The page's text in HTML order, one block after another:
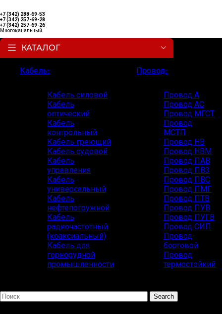
+7 (342) 288-69-53
+7 (342) 257-69-28
+7 (342) 257-69-26
Многоканальный
КАТАЛОГ
Кабель
Кабель силовой
Кабель
оптический
Кабель
контрольный
Кабель греющий
Кабель судовой
Кабель
управления
Кабель
универсальный
Кабель
нефтепогружной
Кабель
радиочастотный
(коаксиальный)
Кабель для
горнорудной
промышленности
Провод
Провод А
Провод АС
Провод МГСТ
Провод
МСТП
Провод НВ
Провод НВМ
Провод ПАВ
Провод ПВ3
Провод ПВС
Провод ПМГ
Провод ПТВ
Провод ПУВ
Провод ПУГВ
Провод СИП
Провод
бортовой
Провод
термостойкий
Search